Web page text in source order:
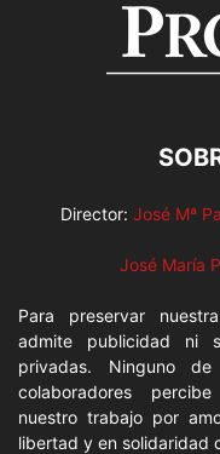
Director: José Mª
José María
Para preservar
admite publicidad ni
privadas. Ninguno
colaboradores
nuestro trabajo por
libertad y en solidaridad